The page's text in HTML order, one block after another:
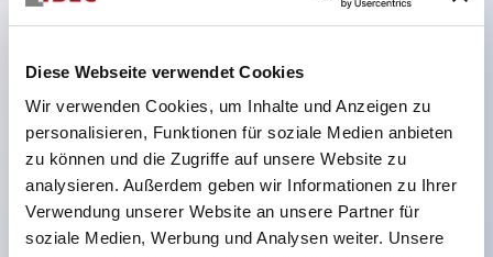
Diese Webseite verwendet Cookies
Wir verwenden Cookies, um Inhalte und Anzeigen zu
personalisieren, Funktionen für soziale Medien anbieten
zu können und die Zugriffe auf unsere Website zu
analysieren. Außerdem geben wir Informationen zu Ihrer
Verwendung unserer Website an unsere Partner für
soziale Medien, Werbung und Analysen weiter. Unsere
Ausgestattet mit HW-U-Kontaktblöcken, die eine
Schutzart IP20 bieten.
LED-Lampen für Hochspannungstypen sind jetzt
verfügbar, und die Nennbetriebsspannung des
Direkttyps kann bis zu 240 V betragen.
LED-Lampe (LSRD-Lampe), die mit nur einer
Lampe sechs Farben darstellen kann. Bisher waren